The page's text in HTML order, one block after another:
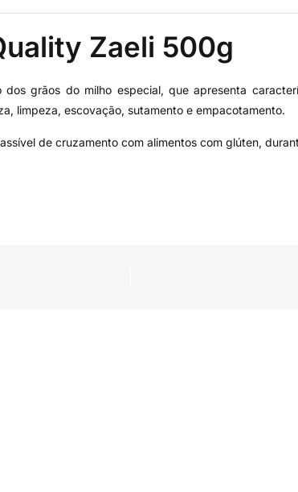
Zaeli 500g
grãos do milho especial, que apresenta
limpeza, escovação, sutamento e empacotamento.
de cruzamento com alimentos com glúten,